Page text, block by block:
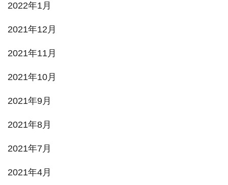
2022年1月
2021年12月
2021年11月
2021年10月
2021年9月
2021年8月
2021年7月
2021年4月